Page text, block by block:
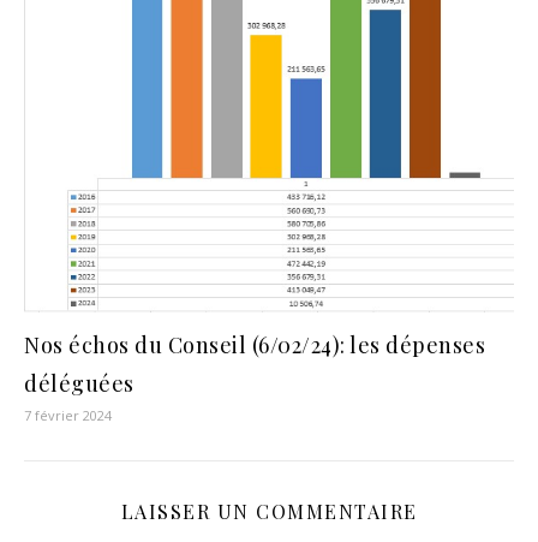
Nos échos du Conseil (6/02/24): les dépenses
déléguées
7 février 2024
LAISSER UN COMMENTAIRE